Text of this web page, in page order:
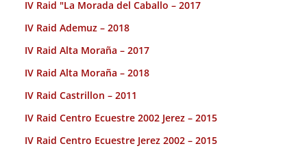
IV Raid "La Morada del Caballo – 2017
IV Raid Ademuz – 2018
IV Raid Alta Moraña – 2017
IV Raid Alta Moraña – 2018
IV Raid Castrillon – 2011
IV Raid Centro Ecuestre 2002 Jerez – 2015
IV Raid Centro Ecuestre Jerez 2002 – 2015